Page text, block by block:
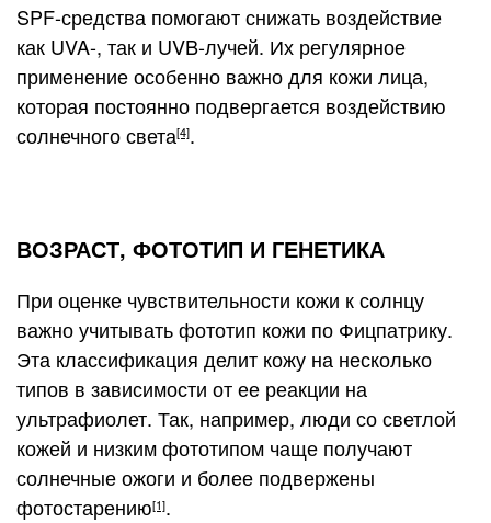
SPF-средства помогают снижать воздействие
как UVA-, так и UVB-лучей. Их регулярное
применение особенно важно для кожи лица,
которая постоянно подвергается воздействию
солнечного света[4].
ВОЗРАСТ, ФОТОТИП И ГЕНЕТИКА
При оценке чувствительности кожи к солнцу
важно учитывать фототип кожи по Фицпатрику.
Эта классификация делит кожу на несколько
типов в зависимости от ее реакции на
ультрафиолет. Так, например, люди со светлой
кожей и низким фототипом чаще получают
солнечные ожоги и более подвержены
фотостарению[1].